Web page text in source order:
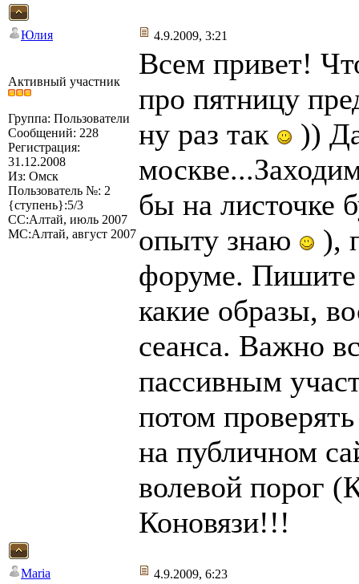
Юлия 4.9.2009, 3:21
Активный участник
Группа: Пользователи
Сообщений: 228
Регистрация:
31.12.2008
Из: Омск
Пользователь №: 2
{ступень}:5/3
СС:Алтай, июль 2007
МС:Алтай, август 2007
Всем привет!
про пятницу
ну раз так
))
бы на листочке
опыту знаю
),
форуме. Пишите
какие образы,
сеанса. Важно
пассивным
потом
на публичном
волевой порог
Коновязи!!!
Maria 4.9.2009, 6:23